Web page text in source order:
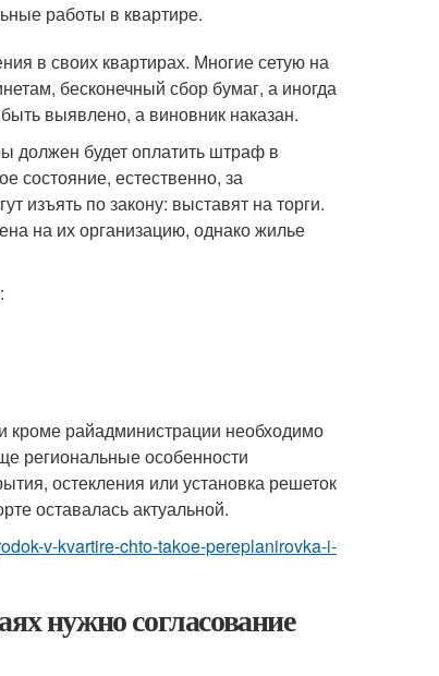
работы в квартире.
в своих квартирах. Многие сетую на
бесконечный сбор бумаг, а иногда
выявлено, а виновник наказан.
должен будет оплатить штраф в
состояние, естественно, за
изъять по закону: выставят на торги.
на их организацию, однако жилье
кроме райадминистрации необходимо
региональные особенности
остекления или установка решеток
оставалась актуальной.
v-kvartire-chto-takoe-pereplanirovka-i-
нужно согласование